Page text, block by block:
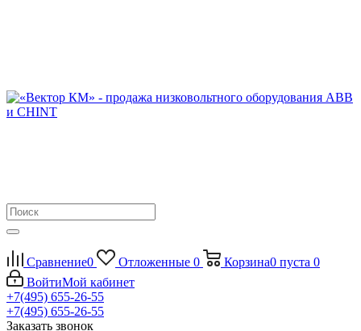
Сравнение0 Отложенные 0 Корзина0 пуста 0
ВойтиМой кабинет
+7(495) 655-26-55
+7(495) 655-26-55
Заказать звонок